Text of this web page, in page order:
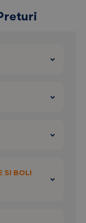
SI BOLI